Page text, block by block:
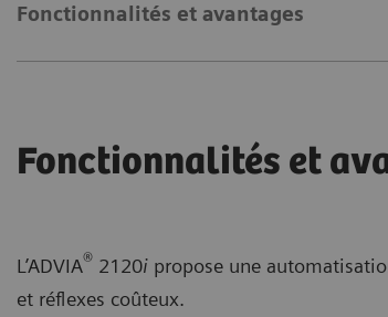
Fonctionnalités et avantages
Fonctionnalités et
L’ADVIA® 2120i propose une
et réflexes coûteux.